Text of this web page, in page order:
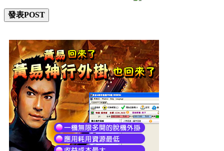
發表POST